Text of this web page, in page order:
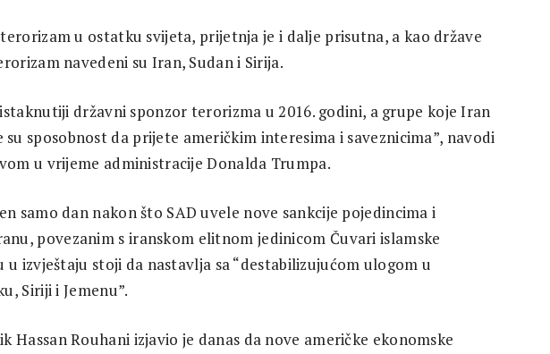
u ostatku svijeta, prijetnja je i dalje prisutna, a kao države
navedeni su Iran, Sudan i Sirija.
državni sponzor terorizma u 2016. godini, a grupe koje Iran
su sposobnost da prijete američkim interesima i saveznicima”, navodi
u vrijeme administracije Donalda Trumpa.
samo dan nakon što SAD uvele nove sankcije pojedincima i
povezanim s iranskom elitnom jedinicom Čuvari islamske
u izvještaju stoji da nastavlja sa “destabilizujućom ulogom u
Siriji i Jemenu”.
Hassan Rouhani izjavio je danas da nove američke ekonomske